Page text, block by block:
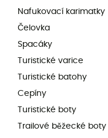
Nafukovací karimatky
Čelovka
Spacáky
Turistické varice
Turistické batohy
Cepíny
Turistické boty
Trailové běžecké boty